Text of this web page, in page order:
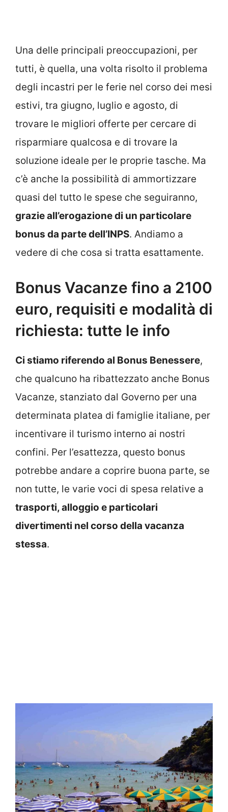
Una delle principali preoccupazioni, per
tutti, è quella, una volta risolto il problema
degli incastri per le ferie nel corso dei mesi
estivi, tra giugno, luglio e agosto, di
trovare le migliori offerte per cercare di
risparmiare qualcosa e di trovare la
soluzione ideale per le proprie tasche. Ma
c’è anche la possibilità di ammortizzare
quasi del tutto le spese che seguiranno,
grazie all’erogazione di un particolare
bonus da parte dell’INPS. Andiamo a
vedere di che cosa si tratta esattamente.
Bonus Vacanze fino a 2100
euro, requisiti e modalità di
richiesta: tutte le info
Ci stiamo riferendo al Bonus Benessere,
che qualcuno ha ribattezzato anche Bonus
Vacanze, stanziato dal Governo per una
determinata platea di famiglie italiane, per
incentivare il turismo interno ai nostri
confini. Per l’esattezza, questo bonus
potrebbe andare a coprire buona parte, se
non tutte, le varie voci di spesa relative a
trasporti, alloggio e particolari
divertimenti nel corso della vacanza
stessa.